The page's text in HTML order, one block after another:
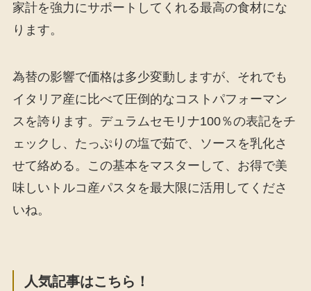
家計を強力にサポートしてくれる最高の食材にな
ります。
為替の影響で価格は多少変動しますが、それでも
イタリア産に比べて圧倒的なコストパフォーマン
スを誇ります。デュラムセモリナ100％の表記をチ
ェックし、たっぷりの塩で茹で、ソースを乳化さ
せて絡める。この基本をマスターして、お得で美
味しいトルコ産パスタを最大限に活用してくださ
いね。
人気記事はこちら！